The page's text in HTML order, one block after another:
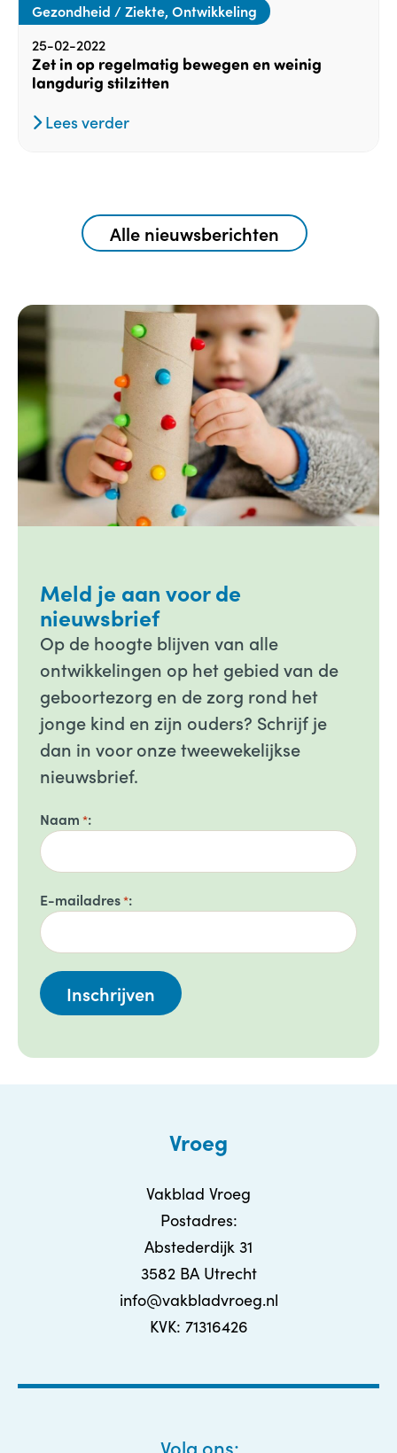
Gezondheid / Ziekte, Ontwikkeling
25-02-2022
Zet in op regelmatig bewegen en weinig
langdurig stilzitten
Lees verder
Alle nieuwsberichten
Meld je aan voor de
nieuwsbrief
Op de hoogte blijven van alle
ontwikkelingen op het gebied van de
geboortezorg en de zorg rond het
jonge kind en zijn ouders? Schrijf je
dan in voor onze tweewekelijkse
nieuwsbrief.
Naam *
E-mailadres*
Vroeg
Vakblad Vroeg
Postadres:
Abstederdijk 31
3582 BA Utrecht
info@vakbladvroeg.nl
KVK: 71316426
Volg ons: